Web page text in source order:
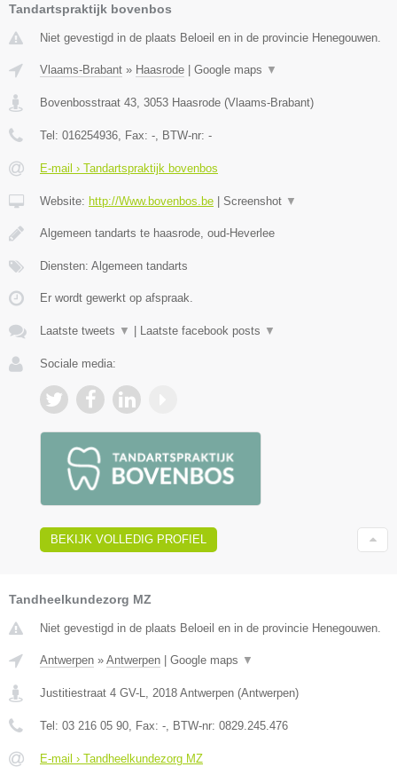
Tandartspraktijk bovenbos
Niet gevestigd in de plaats Beloeil en in de provincie Henegouwen.
Vlaams-Brabant » Haasrode | Google maps ▼
Bovenbosstraat 43 3053 Haasrode (Vlaams-Brabant)
Tel: 016254936 , Fax: - , BTW-nr: -
E-mail › Tandartspraktijk bovenbos
Website: http://Www.bovenbos.be | Screenshot ▼
Algemeen tandarts te haasrode, oud-Heverlee
Diensten: Algemeen tandarts
Er wordt gewerkt op afspraak.
Laatste tweets ▼ | Laatste facebook posts ▼
Sociale media:
BEKIJK VOLLEDIG PROFIEL
Tandheelkundezorg MZ
Niet gevestigd in de plaats Beloeil en in de provincie Henegouwen.
Antwerpen » Antwerpen Google maps ▼
Justitiestraat 4 GV-L 2018 Antwerpen (Antwerpen)
Tel: 03 216 05 90 , Fax: - , BTW-nr: 0829.245.476
E-mail › Tandheelkundezorg MZ